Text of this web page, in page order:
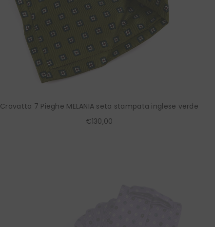
Cravatta 7 Pieghe MELANIA seta stampata inglese verde
€130,00